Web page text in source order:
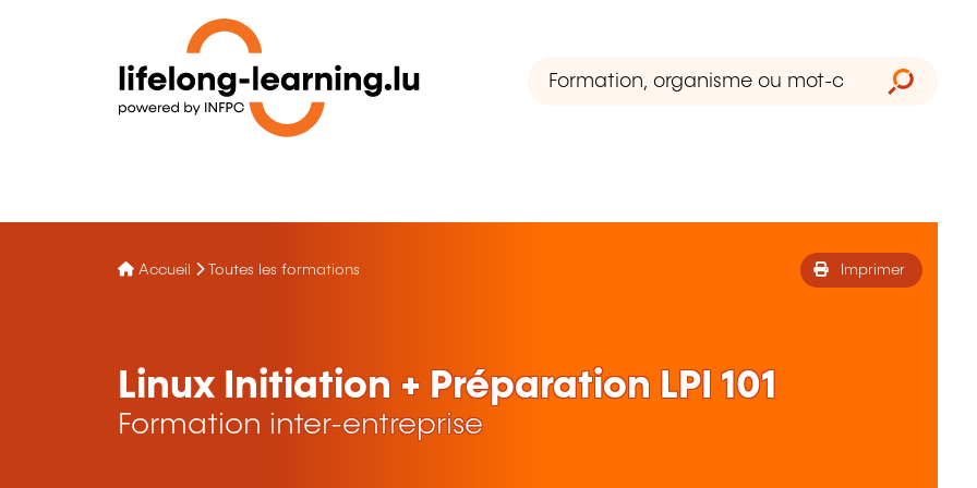
Accueil Toutes les formations Imprimer
Linux Initiation + Préparation LPI 101
Formation inter-entreprise